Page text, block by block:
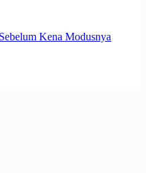
Kena Modusnya